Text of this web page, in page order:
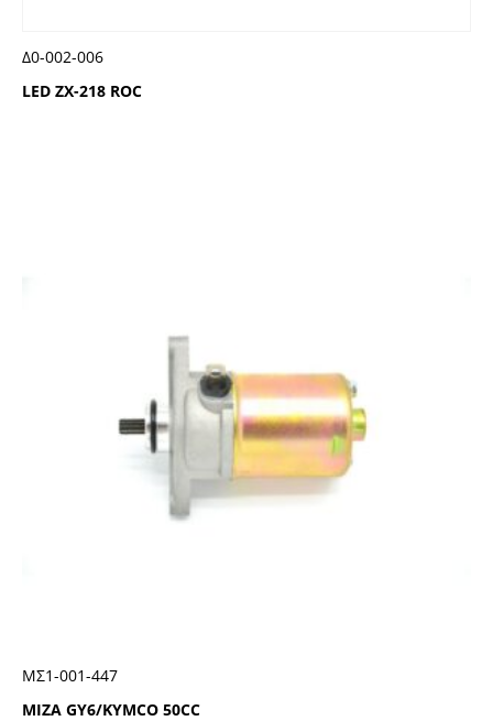
LED ZX-218 ROC
Δ0-002-006
MIZA GY6/KYMCO 50CC
ΜΣ1-001-447